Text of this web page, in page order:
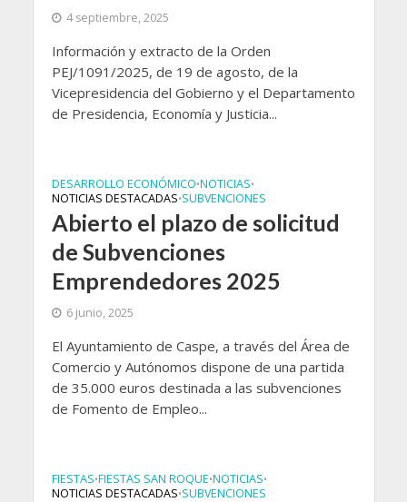
4 septiembre, 2025
Información y extracto de la Orden
PEJ/1091/2025, de 19 de agosto, de la
Vicepresidencia del Gobierno y el Departamento
de Presidencia, Economía y Justicia...
DESARROLLO ECONÓMICO•NOTICIAS•
NOTICIAS DESTACADAS•SUBVENCIONES
Abierto el plazo de solicitud
de Subvenciones
Emprendedores 2025
6 junio, 2025
El Ayuntamiento de Caspe, a través del Área de
Comercio y Autónomos dispone de una partida
de 35.000 euros destinada a las subvenciones
de Fomento de Empleo...
FIESTAS•FIESTAS SAN ROQUE•NOTICIAS•
NOTICIAS DESTACADAS•SUBVENCIONES